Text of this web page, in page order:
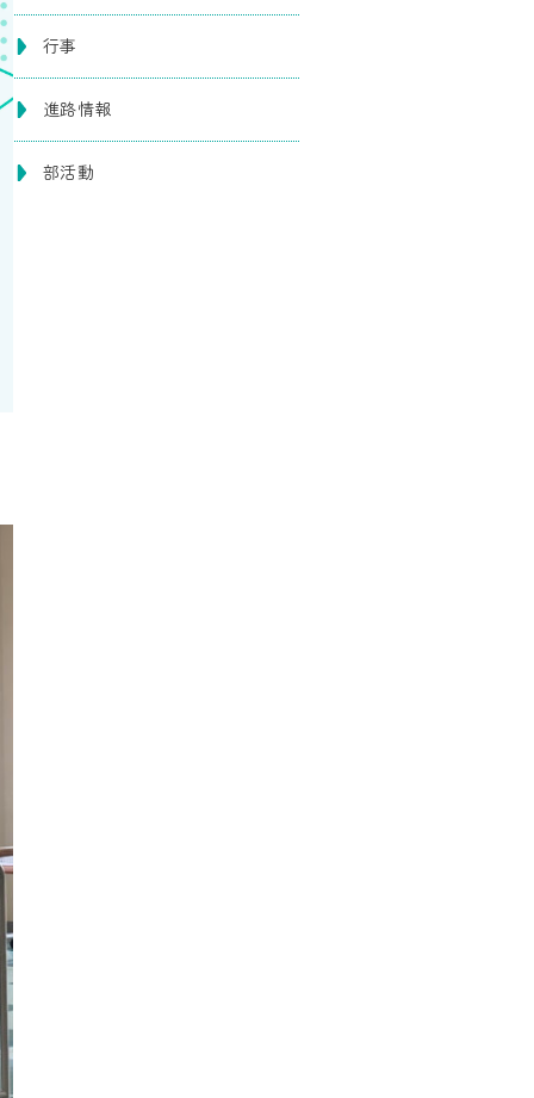
行事
進路情報
部活動